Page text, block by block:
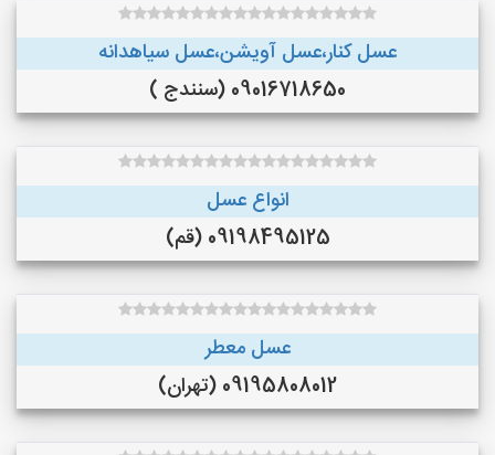
عسل کنار،عسل آویشن،عسل سیاهدانه
09016718650 (سنندج )
انواع عسل
09198495125 (قم)
عسل معطر
09195808012 (تهران)